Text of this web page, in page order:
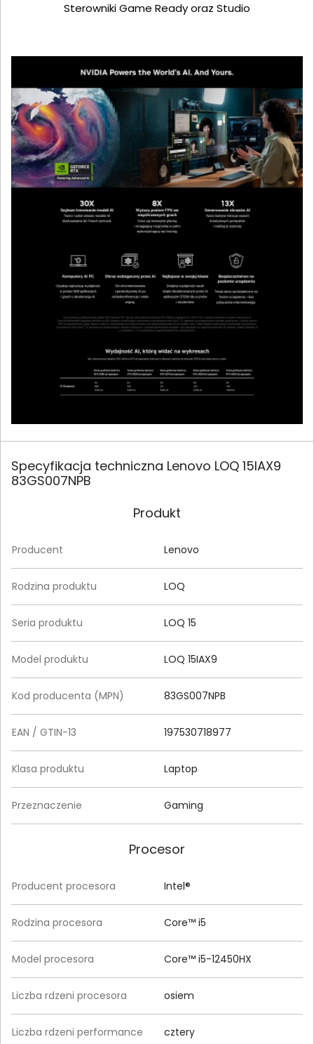
Sterowniki Game Ready oraz Studio
Specyfikacja techniczna Lenovo LOQ 15IAX9
83GS007NPB
Produkt
Producent Lenovo
Rodzina produktu LOQ
Seria produktu LOQ 15
Model produktu LOQ 15IAX9
Kod producenta (MPN) 83GS007NPB
EAN / GTIN-13 197530718977
Klasa produktu Laptop
Przeznaczenie Gaming
Procesor
Producent procesora Intel®
Rodzina procesora Core™ i5
Model procesora Core™ i5-12450HX
Liczba rdzeni procesora osiem
Liczba rdzeni performance cztery